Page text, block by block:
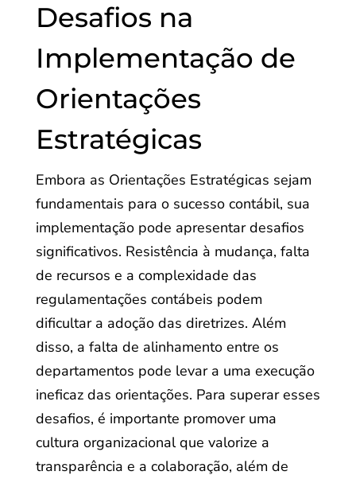
Desafios na
Implementação de
Orientações
Estratégicas
Embora as Orientações Estratégicas sejam
fundamentais para o sucesso contábil, sua
implementação pode apresentar desafios
significativos. Resistência à mudança, falta
de recursos e a complexidade das
regulamentações contábeis podem
dificultar a adoção das diretrizes. Além
disso, a falta de alinhamento entre os
departamentos pode levar a uma execução
ineficaz das orientações. Para superar esses
desafios, é importante promover uma
cultura organizacional que valorize a
transparência e a colaboração, além de